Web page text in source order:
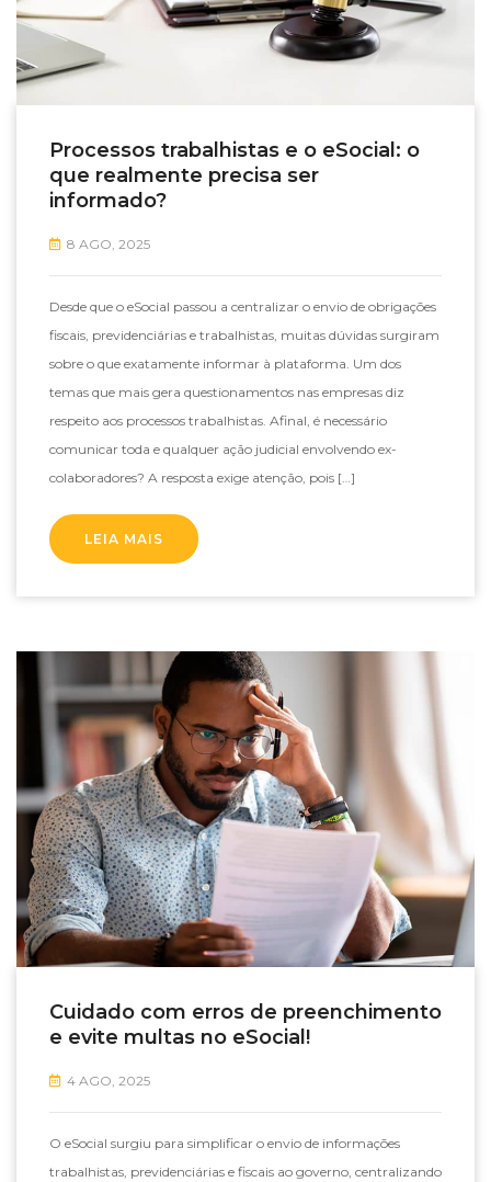
Processos trabalhistas e o eSocial: o
que realmente precisa ser
informado?
8 AGO, 2025
Desde que o eSocial passou a centralizar o envio de obrigações
fiscais, previdenciárias e trabalhistas, muitas dúvidas surgiram
sobre o que exatamente informar à plataforma. Um dos
temas que mais gera questionamentos nas empresas diz
respeito aos processos trabalhistas. Afinal, é necessário
comunicar toda e qualquer ação judicial envolvendo ex-
colaboradores? A resposta exige atenção, pois […]
LEIA MAIS
Cuidado com erros de preenchimento
e evite multas no eSocial!
4 AGO, 2025
O eSocial surgiu para simplificar o envio de informações
trabalhistas, previdenciárias e fiscais ao governo, centralizando